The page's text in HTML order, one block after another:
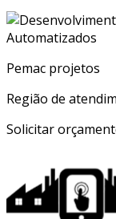
Pemac projetos
Região de
Solicitar